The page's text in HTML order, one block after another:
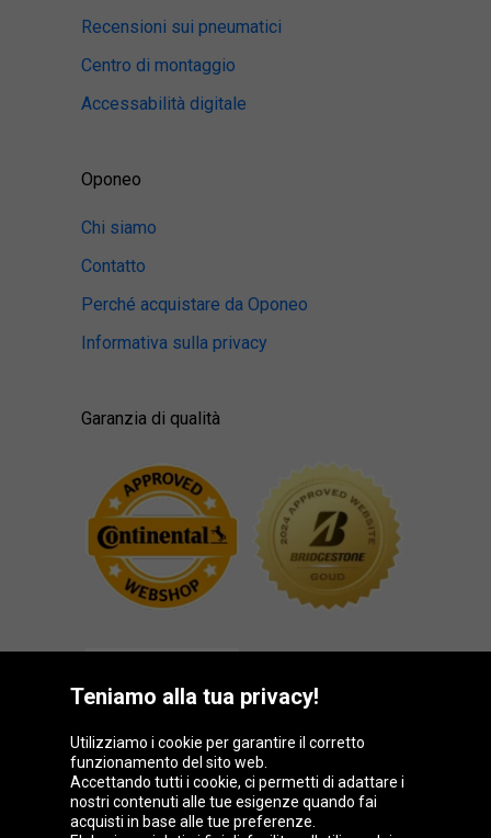
Recensioni sui pneumatici
Centro di montaggio
Accessabilità digitale
Oponeo
Chi siamo
Contatto
Perché acquistare da Oponeo
Informativa sulla privacy
Garanzia di qualità
Gruppo Oponeo
Teniamo alla tua privacy!
Utilizziamo i cookie per garantire il corretto
funzionamento del sito web.
Accettando tutti i cookie, ci permetti di adattare i
nostri contenuti alle tue esigenze quando fai
acquisti in base alle tue preferenze.